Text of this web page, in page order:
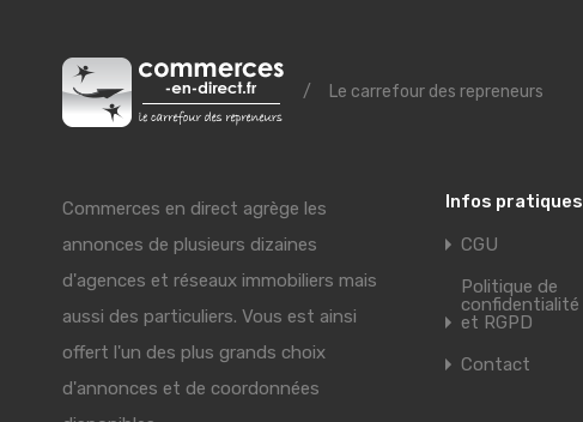
/ Le carrefour des repreneurs
Commerces en direct agrège les
annonces de plusieurs dizaines
d'agences et réseaux immobiliers mais
aussi des particuliers. Vous est ainsi
offert l'un des plus grands choix
d'annonces et de coordonnées
Infos pratiques
CGU
Politique de
confidentialité
et RGPD
Contact